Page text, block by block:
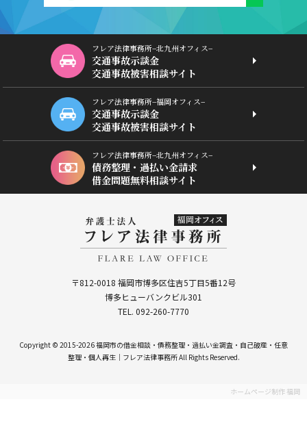
フレア法律事務所−北九州オフィス−
交通事故示談金
交通事故被害相談サイト
フレア法律事務所−福岡オフィス−
交通事故示談金
交通事故被害相談サイト
フレア法律事務所−北九州オフィス−
債務整理・過払い金請求
借金問題無料相談サイト
〒812-0018 福岡市博多区住吉5丁目5番12号
博多ヒューバンクビル301
TEL. 092-260-7770
Copyright © 2015-2026 福岡市の借金相談・債務整理・過払い金調査・自己破産・任意
整理・個人再生｜フレア法律事務所 All Rights Reserved.
ホームページ制作 福岡